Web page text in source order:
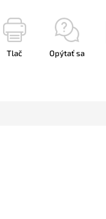
Tlač Opýtať sa